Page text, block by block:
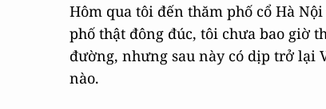
Hôm qua tôi đến thăm phố cổ Hà
phố thật đông đúc, tôi chưa bao giờ
đường, nhưng sau này có dịp trở lại
nào.